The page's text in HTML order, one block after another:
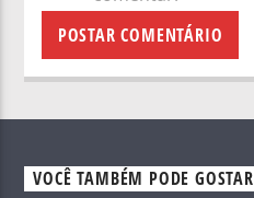
VOCÊ TAMBÉM PODE GOSTAR